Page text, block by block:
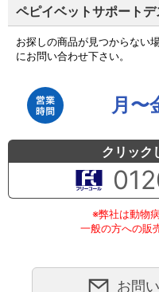
ペピイベットサポートデ
お探しの商品が見つからない
にお問い合わせ下さい。
月
クリック
※弊社は動物
一般の方への販
お問